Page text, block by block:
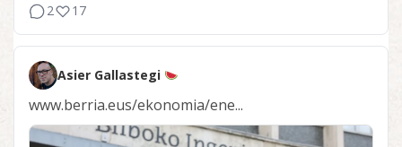
2
17
Asier Gallastegi
www.berria.eus/ekonomia/ene...